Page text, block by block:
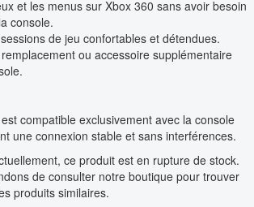
et les menus sur Xbox 360 sans avoir besoin
console.
de jeu confortables et détendues.
ou accessoire supplémentaire
compatible exclusivement avec la console
une connexion stable et sans interférences.
ce produit est en rupture de stock.
de consulter notre boutique pour trouver
produits similaires.